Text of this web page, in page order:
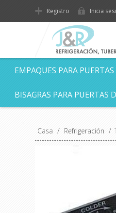
Registro Inicia
EMPAQUES PARA
BISAGRAS PARA PUERTAS
Casa / Refrigeración /